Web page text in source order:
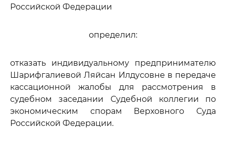
Российской Федерации
определил:
отказать индивидуальному предпринимателю
Шарифгалиевой Ляйсан Илдусовне в передаче
кассационной жалобы для рассмотрения в
судебном заседании Судебной коллегии по
экономическим спорам Верховного Суда
Российской Федерации.